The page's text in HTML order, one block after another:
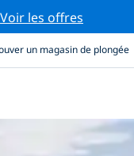
Voir les offres
un magasin de plongée